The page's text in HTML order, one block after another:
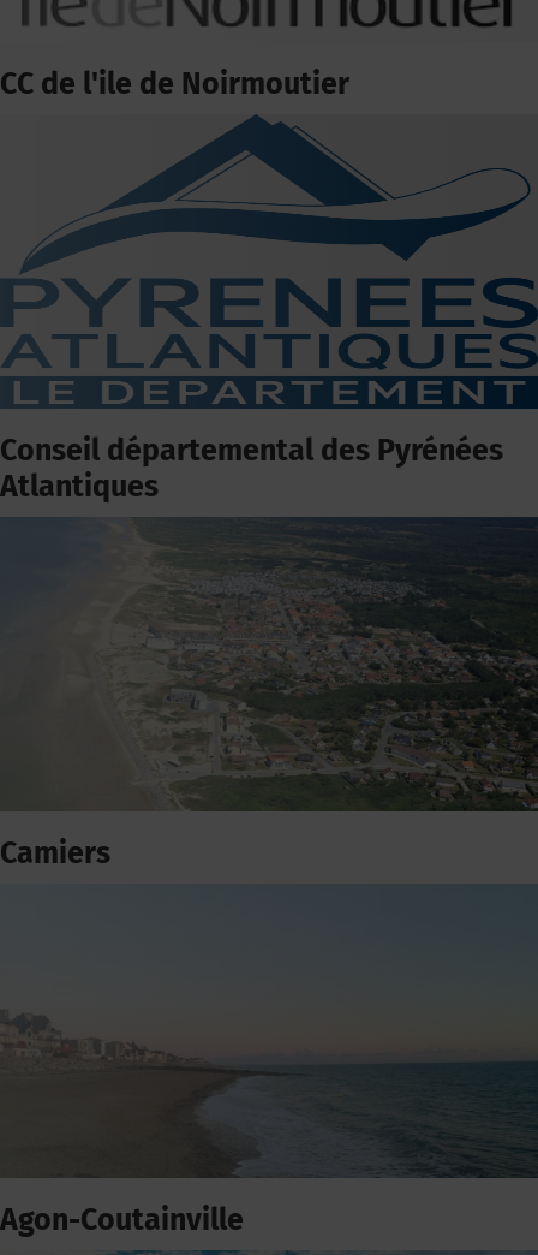
CC de l'ile de Noirmoutier
Conseil départemental des Pyrénées
Atlantiques
Camiers
Agon-Coutainville